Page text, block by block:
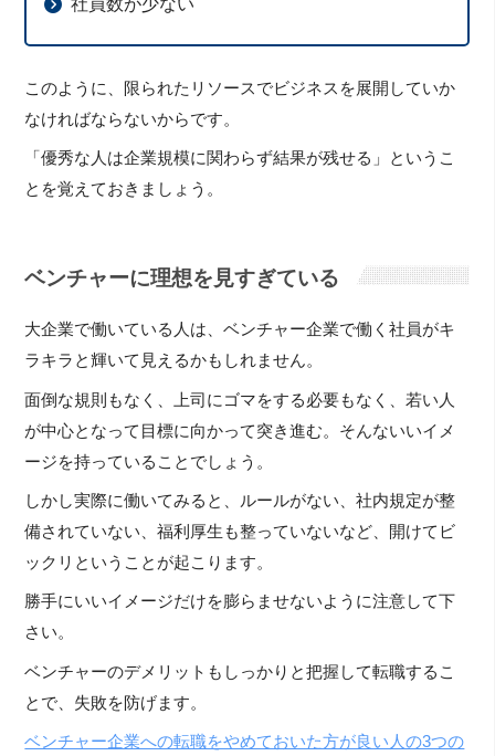
このように、限られたリソースでビジネスを展開していか
なければならないからです。
「優秀な人は企業規模に関わらず結果が残せる」というこ
とを覚えておきましょう。
ベンチャーに理想を見すぎている
大企業で働いている人は、ベンチャー企業で働く社員がキ
ラキラと輝いて見えるかもしれません。
面倒な規則もなく、上司にゴマをする必要もなく、若い人
が中心となって目標に向かって突き進む。そんないいイメ
ージを持っていることでしょう。
しかし実際に働いてみると、ルールがない、社内規定が整
備されていない、福利厚生も整っていないなど、開けてビ
ックリということが起こります。
勝手にいいイメージだけを膨らませないように注意して下
さい。
ベンチャーのデメリットもしっかりと把握して転職するこ
とで、失敗を防げます。
ベンチャー企業への転職をやめておいた方が良い人の3つの